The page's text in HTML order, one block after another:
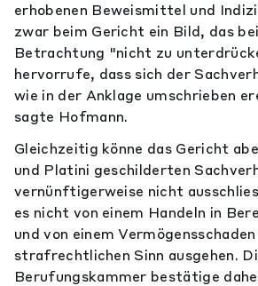
erhobenen Beweismittel und
zwar beim Gericht ein Bild, das
Betrachtung "nicht zu
hervorrufe, dass sich der
wie in der Anklage umschrieben
sagte Hofmann.
Gleichzeitig könne das Gericht
und Platini geschilderten
vernünftigerweise nicht
es nicht von einem Handeln in
und von einem
strafrechtlichen Sinn ausgehen.
Berufungskammer bestätige